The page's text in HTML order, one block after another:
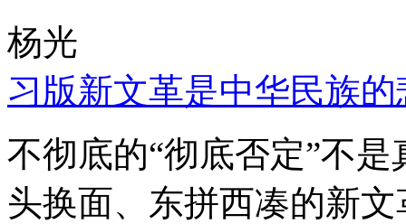
杨光
习版新文革是中华民族的
不彻底的“彻底否定”不
头换面、东拼西凑的新